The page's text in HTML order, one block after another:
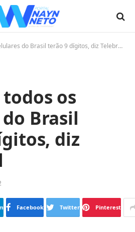
do Brasil terão 9 dígitos, diz Telebrasil
os
Brasil
diz
Facebook Twitter Pinterest